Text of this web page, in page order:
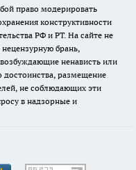
право модерировать
конструктивности
РФ и РТ. На сайте не
брань,
ненависть или
достоинства, размещение
не соблюдающих эти
в надзорные и